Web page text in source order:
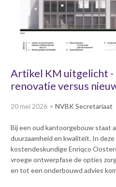
i
o
J
m
p
t
o
m
Artikel KM uitgelicht -
renovatie versus
20 mei 2026 NVBK Secretariaat
Bij een oud kantoorgebouw staat
duurzaamheid en kwaliteit. In
kostendeskundige Enriqco
vroege ontwerpfase de opties
en tot een onderbouwd advies
Slim
Dag
Dag